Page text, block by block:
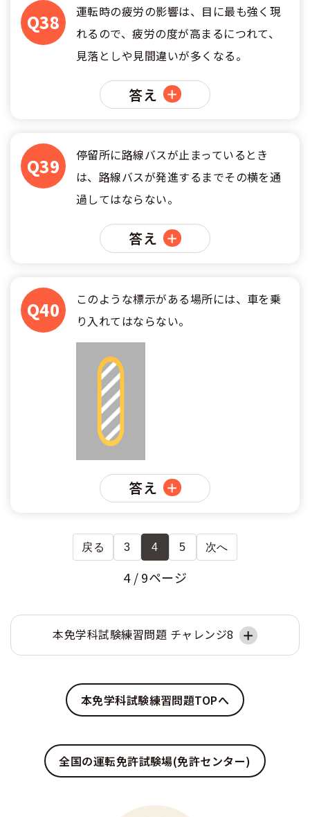
Q38
運転時の疲労の影響は、目に最も強く現
れるので、疲労の度が高まるにつれて、
見落としや見間違いが多くなる。
答え
Q39
停留所に路線バスが止まっているとき
は、路線バスが発進するまでその横を通
過してはならない。
答え
Q40
このような標示がある場所には、車を乗
り入れてはならない。
答え
戻る 3 4 5 次へ
4 / 9ページ
本免学科試験練習問題 チャレンジ8
本免学科試験練習問題TOPへ
全国の運転免許試験場(免許センター)